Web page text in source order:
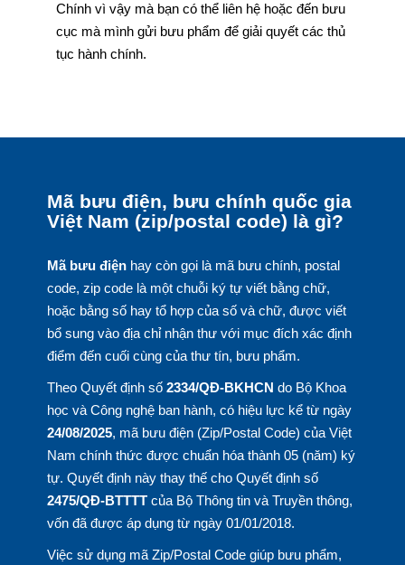
Chính vì vậy mà bạn có thể liên hệ hoặc đến bưu
cục mà mình gửi bưu phẩm để giải quyết các thủ
tục hành chính.
Mã bưu điện, bưu chính quốc gia
Việt Nam (zip/postal code) là gì?
Mã bưu điệnhay còn gọi là mã bưu chính, postal
code, zip code là một chuỗi ký tự viết bằng chữ,
hoặc bằng số hay tổ hợp của số và chữ, được viết
bổ sung vào địa chỉ nhận thư với mục đích xác định
điểm đến cuối cùng của thư tín, bưu phẩm.
Theo Quyết định số 2334/QĐ-BKHCN do Bộ Khoa
học và Công nghệ ban hành, có hiệu lực kể từ ngày
24/08/2025, mã bưu điện (Zip/Postal Code) của Việt
Nam chính thức được chuẩn hóa thành 05 (năm) ký
tự. Quyết định này thay thế cho Quyết định số
2475/QĐ-BTTTTcủa Bộ Thông tin và Truyền thông,
vốn đã được áp dụng từ ngày 01/01/2018.
Việc sử dụng mã Zip/Postal Code giúp bưu phẩm,